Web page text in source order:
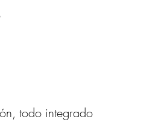
todo integrado